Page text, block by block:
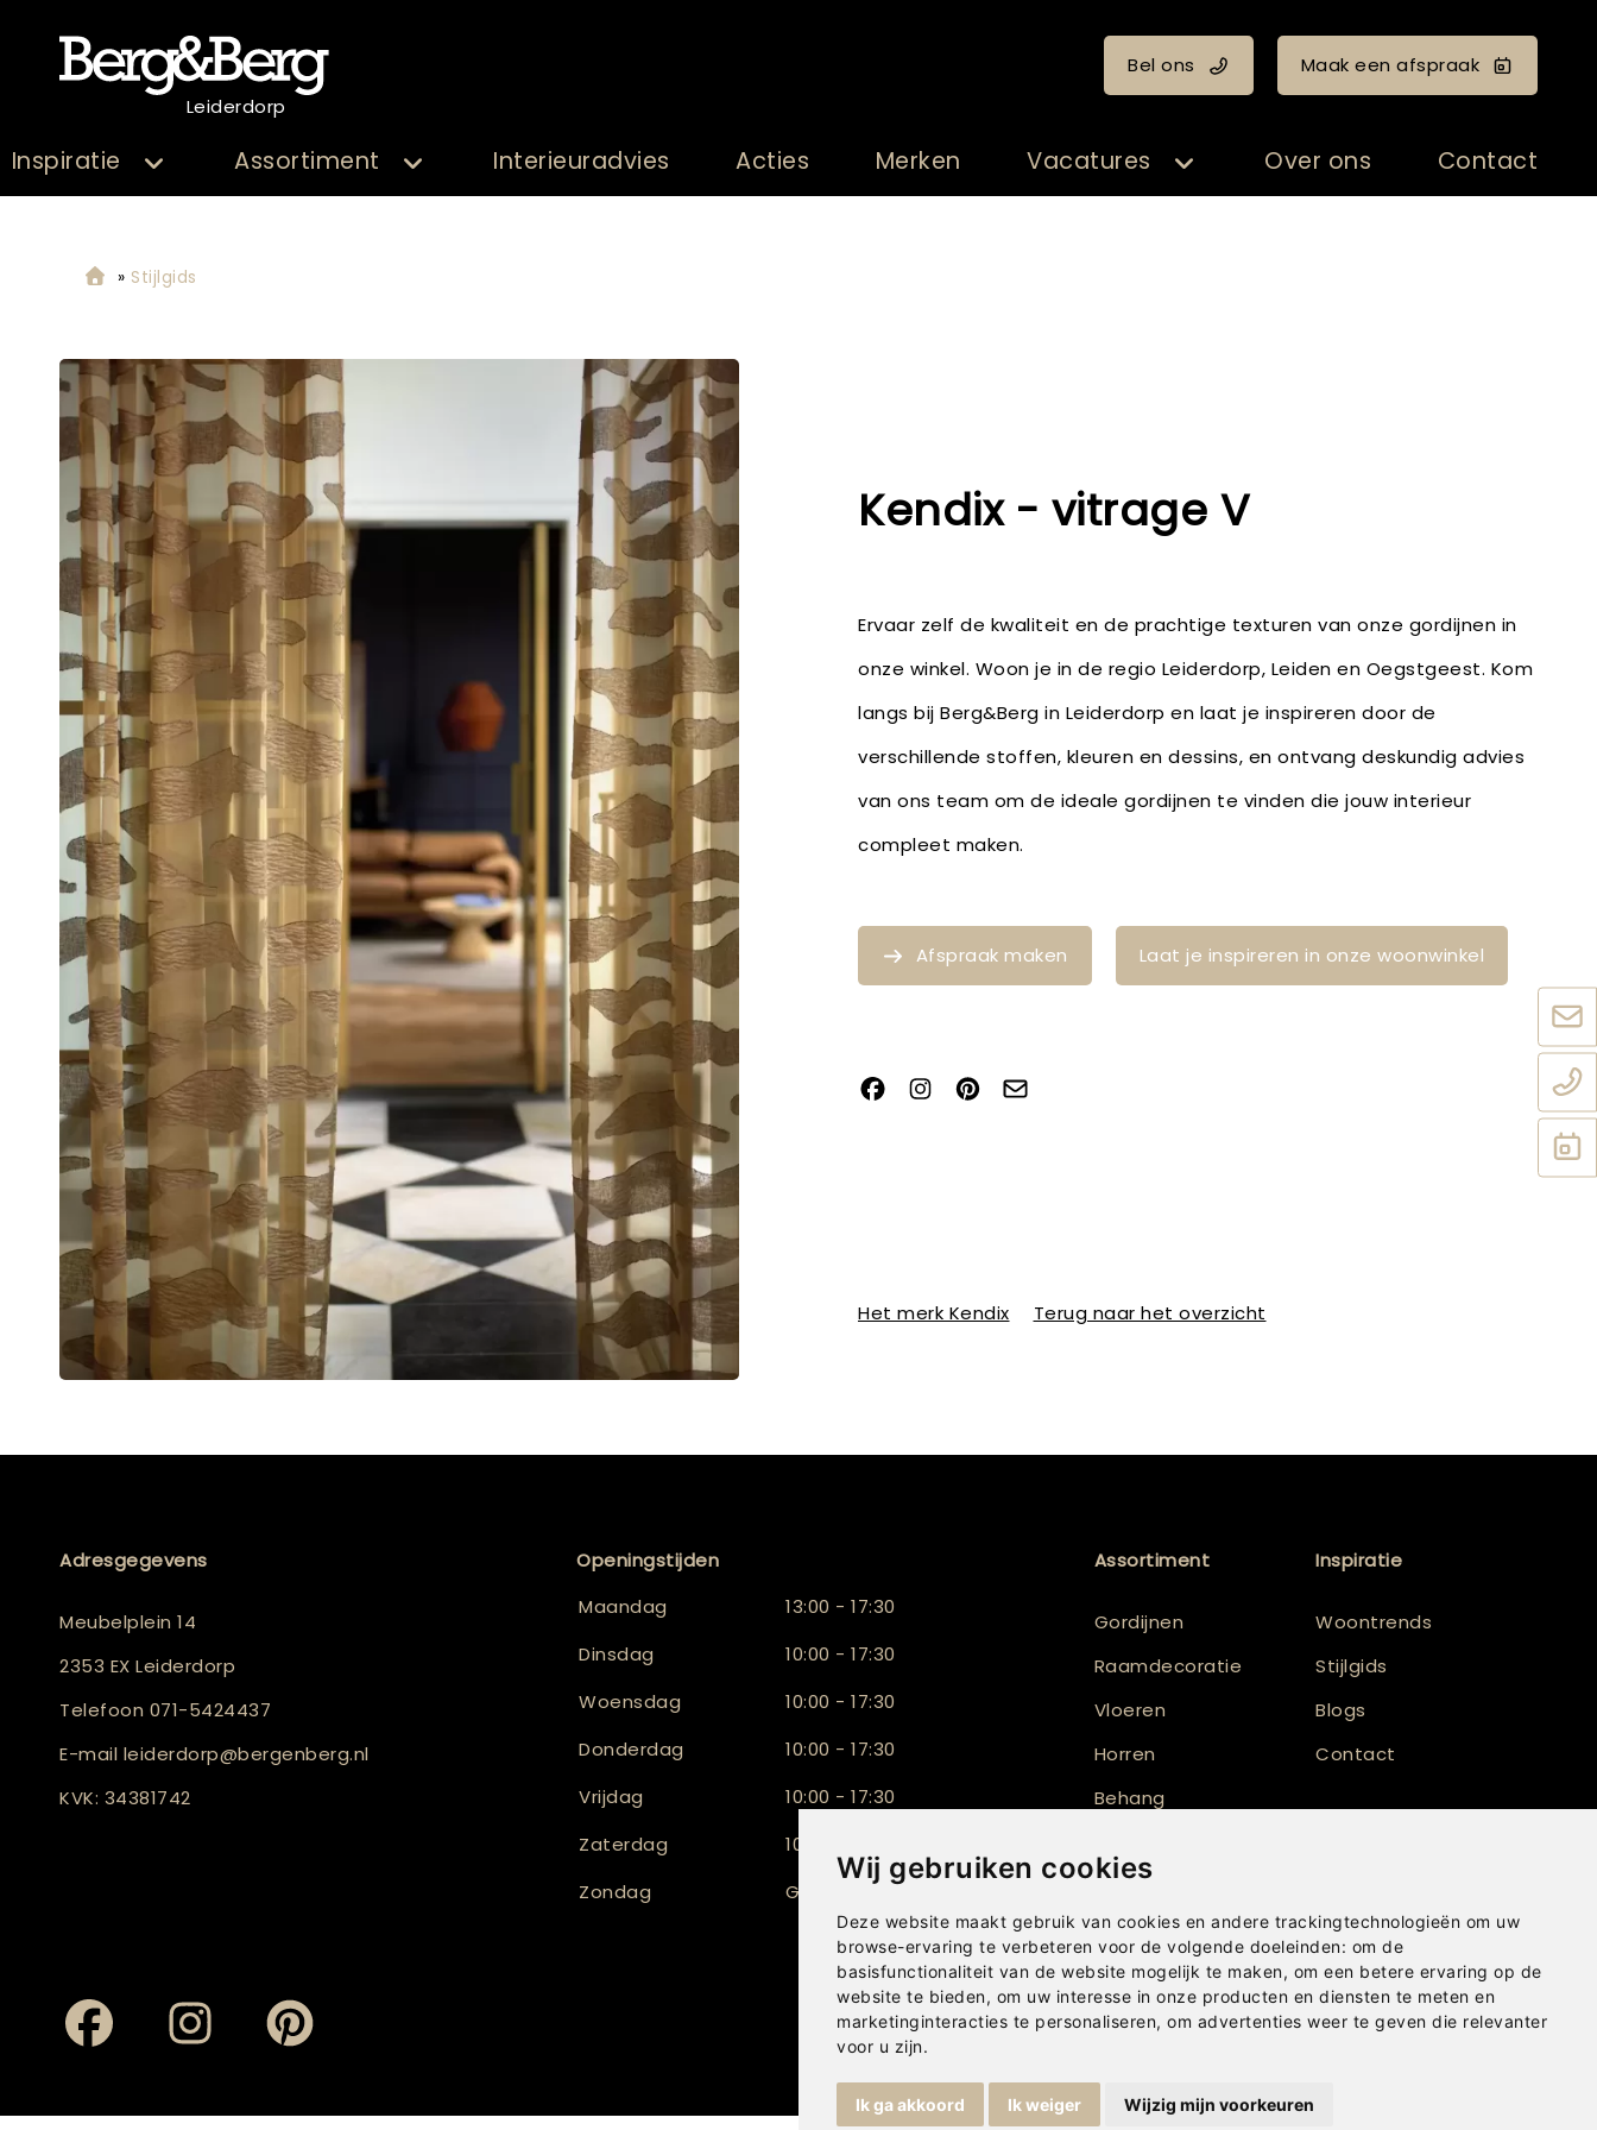
Wij gebruiken cookies
Deze website maakt gebruik van cookies en andere trackingtechnologieën om uw
browse-ervaring te verbeteren voor de volgende doeleinden: om de
basisfunctionaliteit van de website mogelijk te maken, om een betere ervaring op de
website te bieden, om uw interesse in onze producten en diensten te meten en
marketinginteracties te personaliseren, om advertenties weer te geven die relevanter
voor u zijn.
Ik ga akkoord Ik weiger Wijzig mijn voorkeuren
Leiderdorp
Bel ons Maak een afspraak
Inspiratie Assortiment Interieuradvies Acties Merken Vacatures Over ons Contact
» Stijlgids
Kendix - vitrage V
Ervaar zelf de kwaliteit en de prachtige texturen van onze gordijnen in
onze winkel. Woon je in de regio Leiderdorp, Leiden en Oegstgeest. Kom
langs bij Berg&Berg in Leiderdorp en laat je inspireren door de
verschillende stoffen, kleuren en dessins, en ontvang deskundig advies
van ons team om de ideale gordijnen te vinden die jouw interieur
compleet maken.
Afspraak maken Laat je inspireren in onze woonwinkel
Het merk Kendix Terug naar het overzicht
Adresgegevens
Meubelplein 14
2353 EX Leiderdorp
Telefoon 071-5424437
E-mail leiderdorp@bergenberg.nl
KVK: 34381742
Openingstijden
Maandag
13:00 - 17:30
Dinsdag
10:00 - 17:30
Woensdag
10:00 - 17:30
Donderdag
10:00 - 17:30
Vrijdag
10:00 - 17:30
Zaterdag
10:00 - 17:00
Zondag
Gesloten
Assortiment
Gordijnen
Raamdecoratie
Vloeren
Horren
Behang
Shutters
Inspiratie
Woontrends
Stijlgids
Blogs
Contact